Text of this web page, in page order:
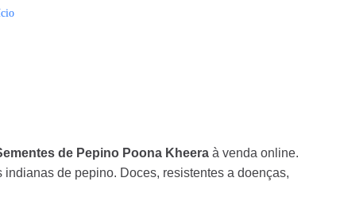
de Pepino Poona Kheera à venda online.
de pepino. Doces, resistentes a doenças,